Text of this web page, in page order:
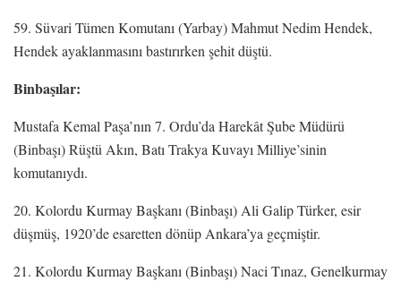
59. Süvari Tümen Komutanı (Yarbay) Mahmut Nedim Hendek,
Hendek ayaklanmasını bastırırken şehit düştü.
Binbaşılar:
Mustafa Kemal Paşa’nın 7. Ordu’da Harekât Şube Müdürü
(Binbaşı) Rüştü Akın, Batı Trakya Kuvayı Milliye’sinin
komutanıydı.
20. Kolordu Kurmay Başkanı (Binbaşı) Ali Galip Türker, esir
düşmüş, 1920’de esaretten dönüp Ankara’ya geçmiştir.
21. Kolordu Kurmay Başkanı (Binbaşı) Naci Tınaz, Genelkurmay